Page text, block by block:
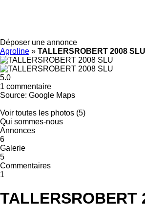
Déposer une annonce
Agroline » TALLERSROBERT 2008 SLU
5.0
1 commentaire
Source: Google Maps
Voir toutes les photos (5)
Qui sommes-nous
Annonces
6
Galerie
5
Commentaires
1
TALLERSROBERT